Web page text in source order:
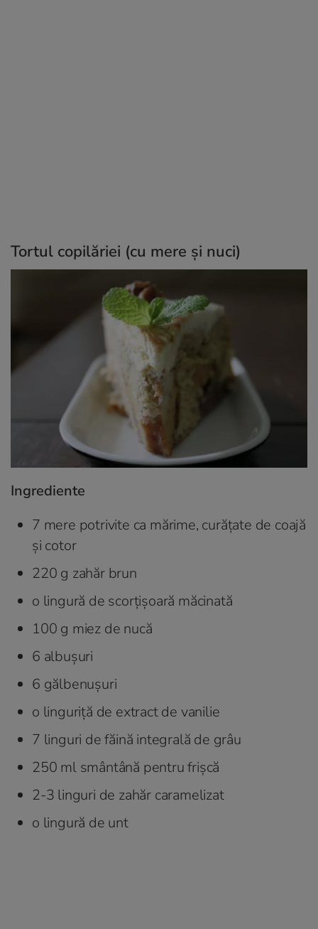
Tortul copilăriei (cu mere şi nuci)
Ingrediente
7 mere potrivite ca mărime, curăţate de coajă
şi cotor
220 g zahăr brun
o lingură de scorţişoară măcinată
100 g miez de nucă
6 albuşuri
6 gălbenuşuri
o linguriţă de extract de vanilie
7 linguri de făină integrală de grâu
250 ml smântână pentru frişcă
2-3 linguri de zahăr caramelizat
o lingură de unt